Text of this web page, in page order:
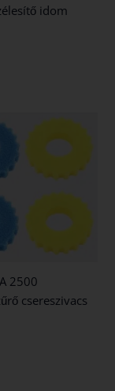
idom
2500
csereszivacs